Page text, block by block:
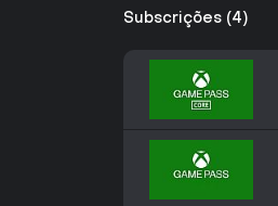
Subscrições (4)